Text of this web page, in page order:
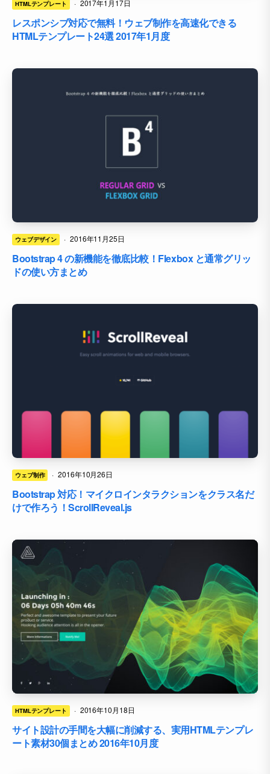
HTMLテンプレート · 2017年1月17日
レスポンシブ対応で無料！ウェブ制作を高速化できる
HTMLテンプレート24選 2017年1月度
ウェブデザイン · 2016年11月25日
Bootstrap 4 の新機能を徹底比較！Flexbox と通常グリッ
ドの使い方まとめ
ウェブ制作 · 2016年10月26日
Bootstrap 対応！マイクロインタラクションをクラス名だ
けで作ろう！ScrollReveal.js
HTMLテンプレート · 2016年10月18日
サイト設計の手間を大幅に削減する、実用HTMLテンプレ
ート素材30個まとめ 2016年10月度